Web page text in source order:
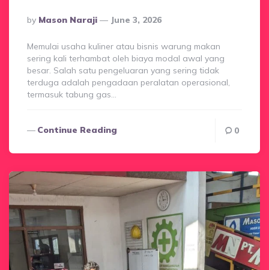
Posted
By
By Mason Naraji June 3, 2026
Memulai usaha kuliner atau bisnis warung makan
sering kali terhambat oleh biaya modal awal yang
besar. Salah satu pengeluaran yang sering tidak
terduga adalah pengadaan peralatan operasional,
termasuk tabung gas…
Continue Reading 0